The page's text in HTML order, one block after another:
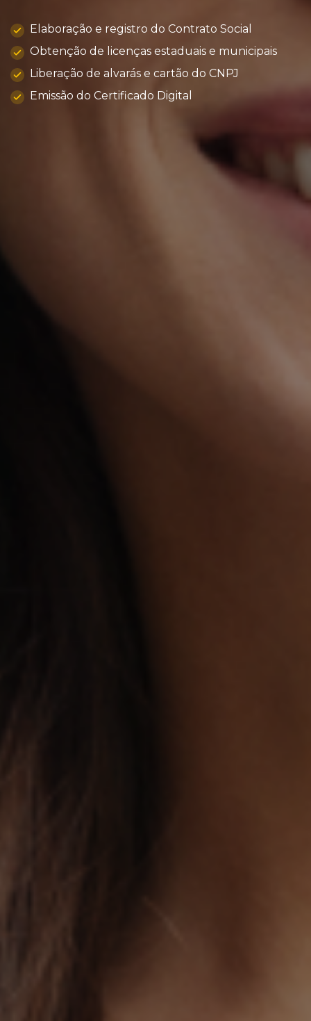
Elaboração e registro do Contrato Social
Obtenção de licenças estaduais e municipais
Liberação de alvarás e cartão do CNPJ
Emissão do Certificado Digital